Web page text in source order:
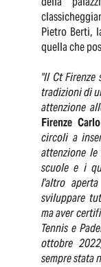
Pietro Berti,
quella che
"Il Ct
tradizioni di
attenzione
Firenze
circoli a
attenzione
scuole e i
l'altro
sviluppare
ma aver
Tennis e
ottobre
sempre stata